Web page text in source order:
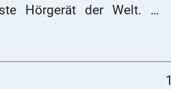
Hörgerät der Welt. Wir
1